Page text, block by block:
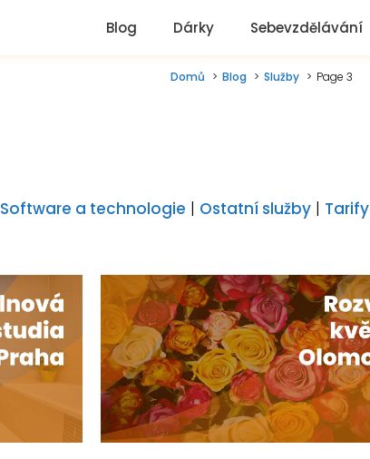
Blog Dárky Sebevzdělávání
Domů Blog Služby Page 3
Software a technologie | Ostatní služby | Tarify